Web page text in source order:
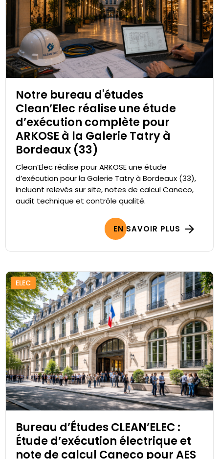
Notre bureau d'études
Clean’Elec réalise une étude
d’exécution complète pour
ARKOSE à la Galerie Tatry à
Bordeaux (33)
Clean’Elec réalise pour ARKOSE une étude
d’exécution pour la Galerie Tatry à Bordeaux (33),
incluant relevés sur site, notes de calcul Caneco,
audit technique et contrôle qualité.
EN SAVOIR PLUS
ELEC
Bureau d’Études CLEAN’ELEC :
Étude d’exécution électrique et
note de calcul Caneco pour AES